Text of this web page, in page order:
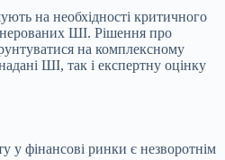
на необхідності критичного
ШІ. Рішення про
на комплексному
ШІ, так і експертну оцінку
у фінансові ринки є незворотнім